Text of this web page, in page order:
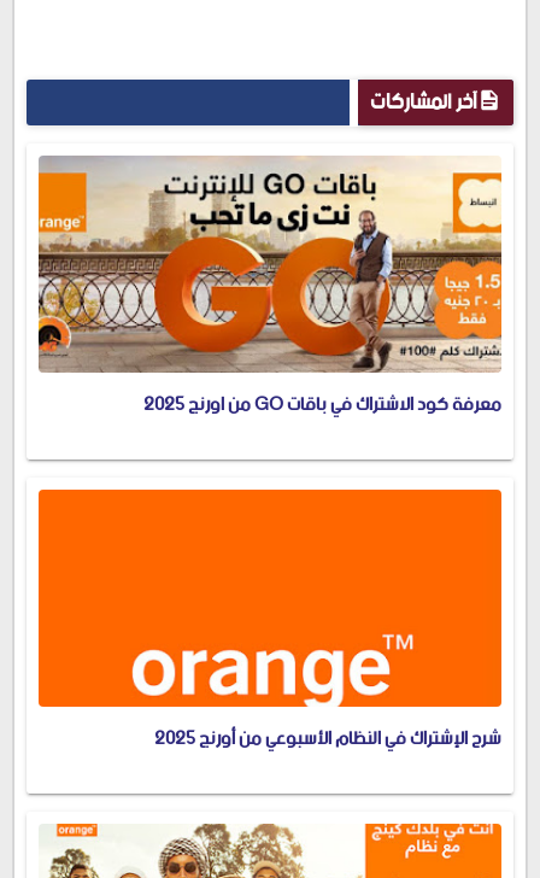
آخر المشاركات
معرفة كود الاشتراك في باقات GO من اورنج 2025
شرح الإشتراك في النظام الأسبوعي من أورنج 2025